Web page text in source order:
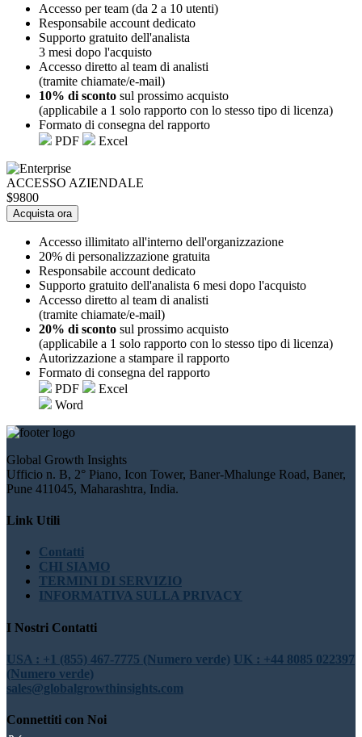
Accesso per team (da 2 a 10 utenti)
Responsabile account dedicato
Supporto gratuito dell'analista
3 mesi dopo l'acquisto
Accesso diretto al team di analisti
(tramite chiamate/e-mail)
10% di sconto sul prossimo acquisto
(applicabile a 1 solo rapporto con lo stesso tipo di licenza)
Formato di consegna del rapporto
PDF
Excel
ACCESSO AZIENDALE
$9800
Acquista ora
Accesso illimitato all'interno dell'organizzazione
20% di personalizzazione gratuita
Responsabile account dedicato
Supporto gratuito dell'analista 6 mesi dopo l'acquisto
Accesso diretto al team di analisti
(tramite chiamate/e-mail)
20% di sconto sul prossimo acquisto
(applicabile a 1 solo rapporto con lo stesso tipo di licenza)
Autorizzazione a stampare il rapporto
Formato di consegna del rapporto
PDF
Excel
Word
Global Growth Insights
Ufficio n. B, 2° Piano, Icon Tower, Baner-Mhalunge Road, Baner,
Pune 411045, Maharashtra, India.
Link Utili
Contatti
CHI SIAMO
TERMINI DI SERVIZIO
INFORMATIVA SULLA PRIVACY
I Nostri Contatti
USA : +1 (855) 467-7775 (Numero verde) UK : +44 8085 022397
(Numero verde)
sales@globalgrowthinsights.com
Connettiti con Noi